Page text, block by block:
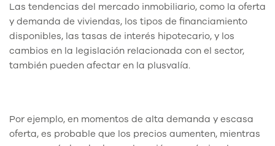
Las tendencias del mercado inmobiliario, como la oferta
y demanda de viviendas, los tipos de financiamiento
disponibles, las tasas de interés hipotecario, y los
cambios en la legislación relacionada con el sector,
también pueden afectar en la plusvalía.
Por ejemplo, en momentos de alta demanda y escasa
oferta, es probable que los precios aumenten, mientras